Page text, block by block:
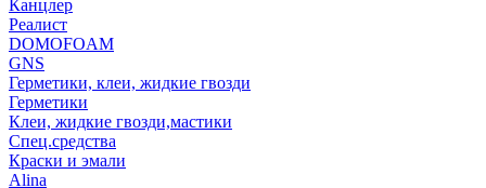
Канцлер
Реалист
DOMOFOAM
GNS
Герметики, клеи, жидкие гвозди
Герметики
Клеи, жидкие гвозди,мастики
Спец.средства
Краски и эмали
Alina